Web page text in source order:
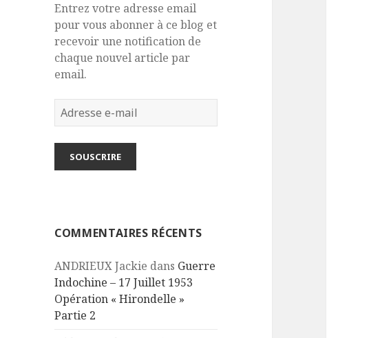
Entrez votre adresse email
pour vous abonner à ce blog et
recevoir une notification de
chaque nouvel article par
email.
Adresse
e-
mail
SOUSCRIRE
COMMENTAIRES RÉCENTS
ANDRIEUX Jackie dans Guerre
Indochine – 17 Juillet 1953
Opération « Hirondelle »
Partie 2